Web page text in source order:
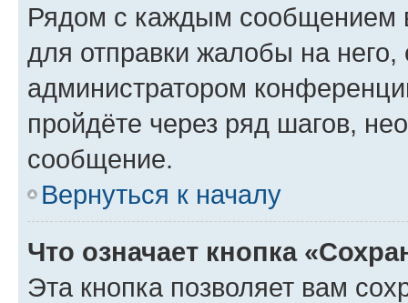
Рядом с каждым сообщением
для отправки жалобы на
администратором
пройдёте через ряд шагов,
сообщение.
Вернуться к началу
Что означает кнопка
Эта кнопка позволяет вам